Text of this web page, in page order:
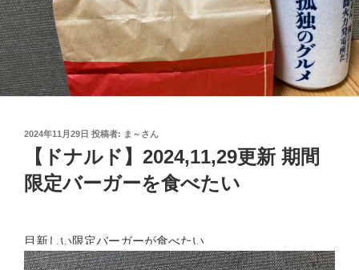
投
2024年11月29日 投稿者: ま～さん
【ドナルド】2024,11,29更新 期間
限定バーガーを食べたい
目新しい限定バーガーが食べたい